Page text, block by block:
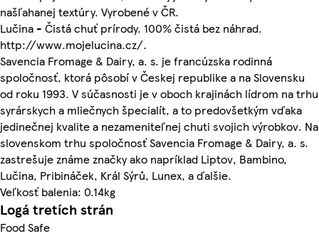
našľahanej textúry. Vyrobené v ČR.
Lučina - Čistá chuť prírody. 100% čistá bez náhrad.
http://www.mojelucina.cz/.
Savencia Fromage & Dairy, a. s. je francúzska rodinná
spoločnosť, ktorá pôsobí v Českej republike a na Slovensku
od roku 1993. V súčasnosti je v oboch krajinách lídrom na trhu
syrárskych a mliečnych špecialít, a to predovšetkým vďaka
jedinečnej kvalite a nezameniteľnej chuti svojich výrobkov. Na
slovenskom trhu spoločnosť Savencia Fromage & Dairy, a. s.
zastrešuje známe značky ako napríklad Liptov, Bambino,
Lučina, Pribináček, Král Sýrů, Lunex, a ďalšie.
Veľkosť balenia: 0.14kg
Logá tretích strán
Food Safe